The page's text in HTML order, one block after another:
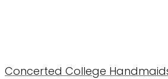
Concerted College